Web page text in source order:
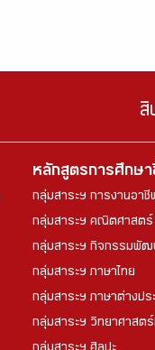
สิ
หลักสูตรการศึกษ
กลุ่มสาระฯ การงานอาชี
กลุ่มสาระฯ คณิตศาสตร์
กลุ่มสาระฯ กิจกรรมพัฒ
กลุ่มสาระฯ ภาษาไทย
กลุ่มสาระฯ ภาษาต่างปร
กลุ่มสาระฯ วิทยาศาสตร์